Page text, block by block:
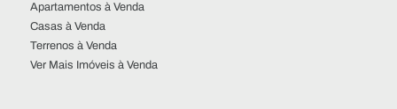
Apartamentos à Venda
Casas à Venda
Terrenos à Venda
Ver Mais Imóveis à Venda